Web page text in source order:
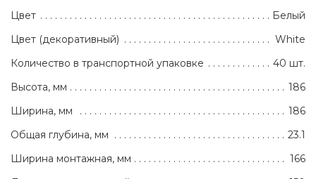
Цвет
Белый
Цвет (декоративный)
White
Количество в транспортной упаковке
40 шт.
Высота, мм
186
Ширина, мм
186
Общая глубина, мм
23.1
Ширина монтажная, мм
166